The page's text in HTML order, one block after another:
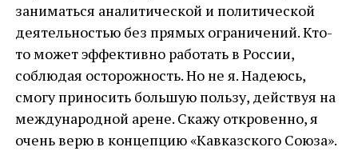
заниматься аналитической и политической
деятельностью без прямых ограничений. Кто-
то может эффективно работать в России,
соблюдая осторожность. Но не я. Надеюсь,
смогу приносить большую пользу, действуя на
международной арене. Скажу откровенно, я
очень верю в концепцию «Кавказского Союза».